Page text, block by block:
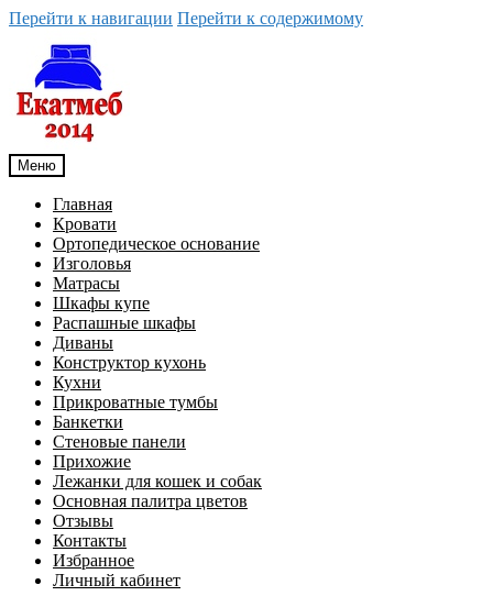
Перейти к навигации Перейти к содержимому
Меню
Главная
Кровати
Ортопедическое основание
Изголовья
Матрасы
Шкафы купе
Распашные шкафы
Диваны
Конструктор кухонь
Кухни
Прикроватные тумбы
Банкетки
Стеновые панели
Прихожие
Лежанки для кошек и собак
Основная палитра цветов
Отзывы
Контакты
Избранное
Личный кабинет